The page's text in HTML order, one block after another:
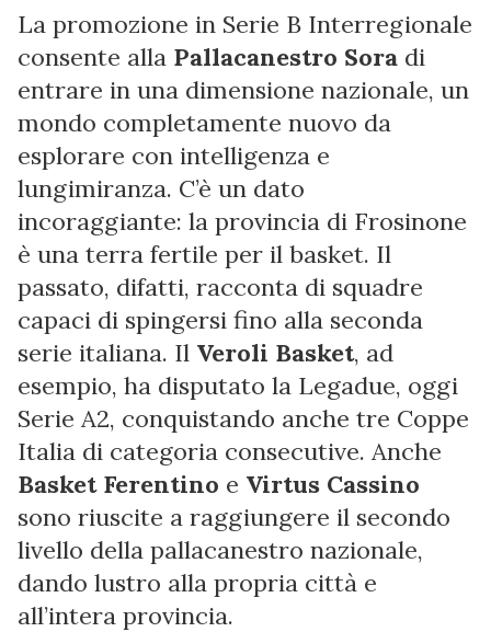
La promozione in Serie B Interregionale
consente alla Pallacanestro Sora di
entrare in una dimensione nazionale, un
mondo completamente nuovo da
esplorare con intelligenza e
lungimiranza. C’è un dato
incoraggiante: la provincia di Frosinone
è una terra fertile per il basket. Il
passato, difatti, racconta di squadre
capaci di spingersi fino alla seconda
serie italiana. Il Veroli Basket, ad
esempio, ha disputato la Legadue, oggi
Serie A2, conquistando anche tre Coppe
Italia di categoria consecutive. Anche
Basket Ferentino e Virtus Cassino
sono riuscite a raggiungere il secondo
livello della pallacanestro nazionale,
dando lustro alla propria città e
all’intera provincia.